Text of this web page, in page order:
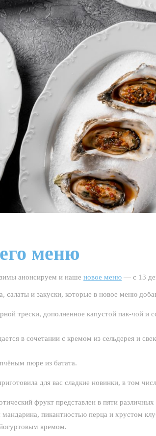
меню
анонсируем и наше новое меню — с 13
салаты и закуски, которые в новое меню
трески, дополненное капустой пак-чой и
в сочетании с кремом из сельдерея и
пюре из батата.
для вас сладкие новинки, в том
фрукт представлен в пяти
пикантностью перца и хрустом
кремом.